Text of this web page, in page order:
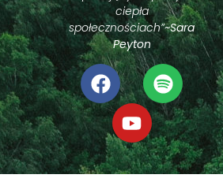
ciepła
społecznościach”~Sara
Peyton